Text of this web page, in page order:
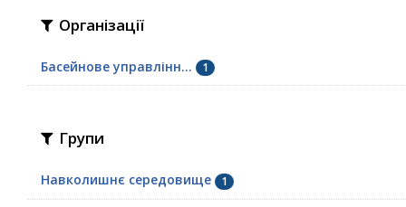
Організації
Басейнове управлінн... 1
Групи
Навколишнє середовище 1